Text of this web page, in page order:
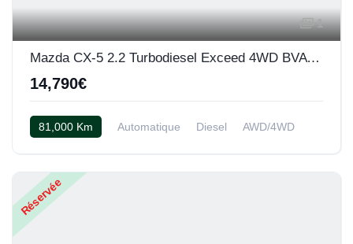
1
Mazda CX-5 2.2 Turbodiesel Exceed 4WD BVA 175 ch
14,790€
81,000 Km Automatique Diesel
AWD/4WD
Réservée